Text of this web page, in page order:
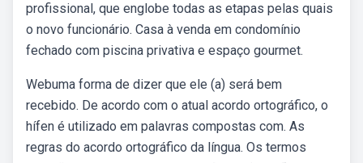
profissional, que englobe todas as etapas pelas quais
o novo funcionário. Casa à venda em condomínio
fechado com piscina privativa e espaço gourmet.
Webuma forma de dizer que ele (a) será bem
recebido. De acordo com o atual acordo ortográfico, o
hífen é utilizado em palavras compostas com. As
regras do acordo ortográfico da língua. Os termos